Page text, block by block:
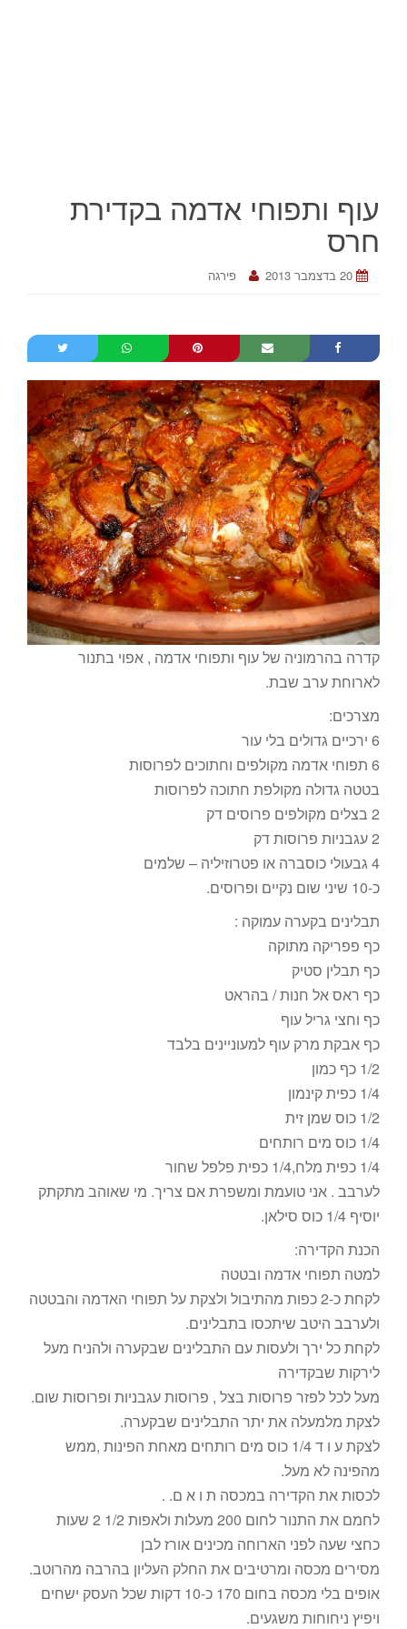
עוף ותפוחי אדמה בקדירת
חרס
20 בדצמבר 2013 פירגה
קדרה בהרמוניה של עוף ותפוחי אדמה , אפוי בתנור
לארוחת ערב שבת.
מצרכים:
6 ירכיים גדולים בלי עור
6 תפוחי אדמה מקולפים וחתוכים לפרוסות
בטטה גדולה מקולפת חתוכה לפרוסות
2 בצלים מקולפים פרוסים דק
2 עגבניות פרוסות דק
4 גבעולי כוסברה או פטרוזיליה – שלמים
כ-10 שיני שום נקיים ופרוסים.
תבלינים בקערה עמוקה :
כף פפריקה מתוקה
כף תבלין סטיק
כף ראס אל חנות / בהראט
כף וחצי גריל עוף
כף אבקת מרק עוף למעוניינים בלבד
1/2 כף כמון
1/4 כפית קינמון
1/2 כוס שמן זית
1/4 כוס מים רותחים
1/4 כפית מלח,1/4 כפית פלפל שחור
לערבב . אני טועמת ומשפרת אם צריך. מי שאוהב מתקתק
יוסיף 1/4 כוס סילאן.
הכנת הקדירה:
למטה תפוחי אדמה ובטטה
לקחת כ-2 כפות מהתיבול ולצקת על תפוחי האדמה והבטטה
ולערבב היטב שיתכסו בתבלינים.
לקחת כל ירך ולעסות עם התבלינים שבקערה ולהניח מעל
לירקות שבקדירה
מעל לכל לפזר פרוסות בצל , פרוסות עגבניות ופרוסות שום.
לצקת מלמעלה את יתר התבלינים שבקערה.
לצקת ע ו ד 1/4 כוס מים רותחים מאחת הפינות ,ממש
מהפינה לא מעל.
לכסות את הקדירה במכסה ת ו א ם. .
לחמם את התנור לחום 200 מעלות ולאפות 1/2 2 שעות
כחצי שעה לפני הארוחה מכינים אורז לבן
מסירים מכסה ומרטיבים את החלק העליון בהרבה מהרוטב.
אופים בלי מכסה בחום 170 כ-10 דקות שכל העסק ישחים
ויפיץ ניחוחות משגעים.